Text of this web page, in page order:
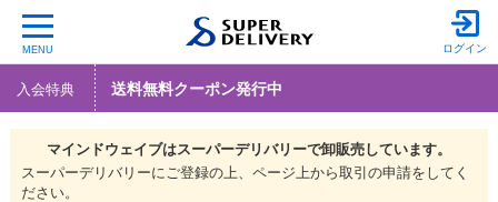
MENU ログイン
入会特典 送料無料クーポン発行中
マインドウェイブはスーパーデリバリーで卸販売しています。
スーパーデリバリーにご登録の上、ページ上から取引の申請をしてく
ださい。